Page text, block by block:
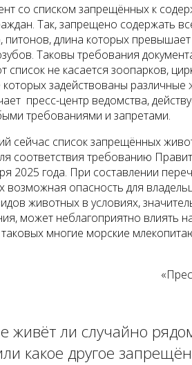
со списком запрещённых к
Так, запрещено содержать
длина которых
Таковы требования
не касается зоопарков,
задействованы различные
пресс-центр ведомства,
требованиями и запретами.
сейчас список запрещённых
соответствия требованию
2025 года. При составлении
возможная опасность для
животных в условиях,
может неблагоприятно влиять
многие морские
живёт ли случайно
какое другое